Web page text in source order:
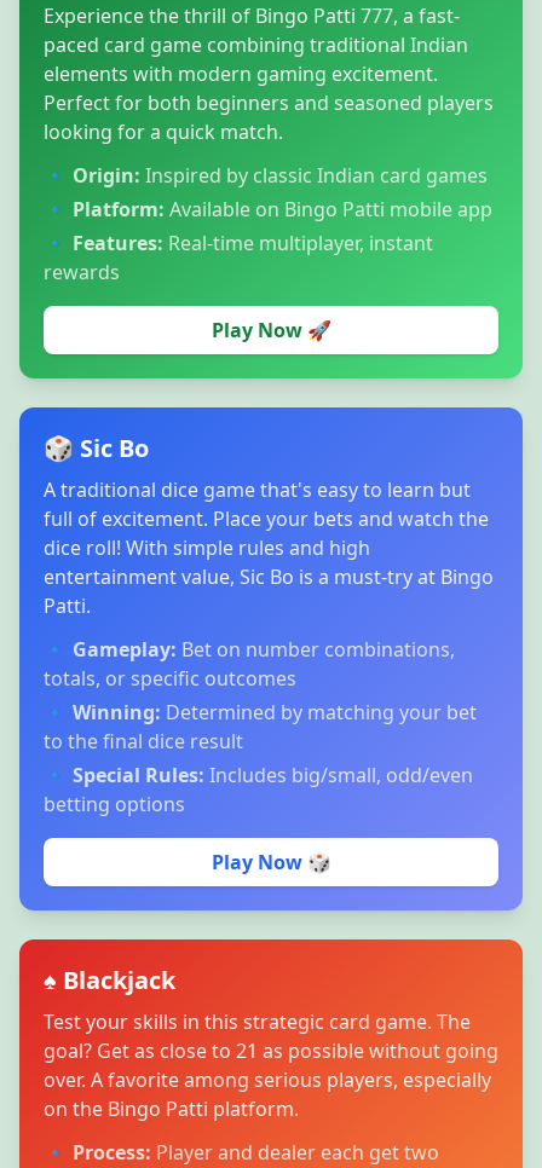
Experience the thrill of Bingo Patti 777, a fast-
paced card game combining traditional Indian
elements with modern gaming excitement.
Perfect for both beginners and seasoned players
looking for a quick match.
🔹 Origin: Inspired by classic Indian card games
🔹 Platform: Available on Bingo Patti mobile app
🔹 Features: Real-time multiplayer, instant
rewards
Play Now 🚀
🎲 Sic Bo
A traditional dice game that's easy to learn but
full of excitement. Place your bets and watch the
dice roll! With simple rules and high
entertainment value, Sic Bo is a must-try at Bingo
Patti.
🔹 Gameplay: Bet on number combinations,
totals, or specific outcomes
🔹 Winning: Determined by matching your bet
to the final dice result
🔹 Special Rules: Includes big/small, odd/even
betting options
Play Now 🎲
♠️ Blackjack
Test your skills in this strategic card game. The
goal? Get as close to 21 as possible without going
over. A favorite among serious players, especially
on the Bingo Patti platform.
🔹 Process: Player and dealer each get two